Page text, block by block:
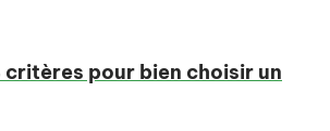
critères pour bien choisir un